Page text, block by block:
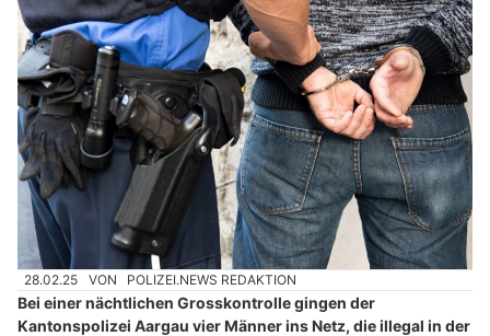
28.02.25 VON POLIZEI.NEWS REDAKTION
Bei einer nächtlichen Grosskontrolle gingen der
Kantonspolizei Aargau vier Männer ins Netz, die illegal in der